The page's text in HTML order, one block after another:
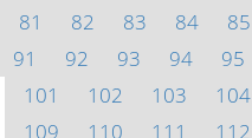
81
82 83 84 85
91
92 93 94 95
101
102 103 104
109
110 111 112